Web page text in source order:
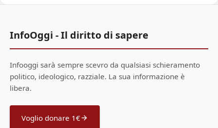
InfoOggi - Il diritto di sapere
Infooggi sarà sempre scevro da qualsiasi schieramento
politico, ideologico, razziale. La sua informazione è
libera.
Voglio donare 1€